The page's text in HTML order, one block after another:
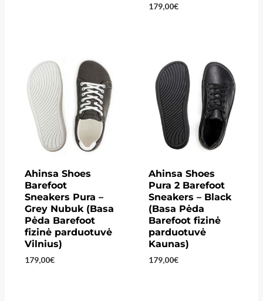
179,00€
Ahinsa Shoes
Barefoot
Sneakers Pura –
Grey Nubuk (Basa
Pėda Barefoot
fizinė parduotuvė
Vilnius)
179,00€
Ahinsa Shoes
Pura 2 Barefoot
Sneakers – Black
(Basa Pėda
Barefoot fizinė
parduotuvė
Kaunas)
179,00€